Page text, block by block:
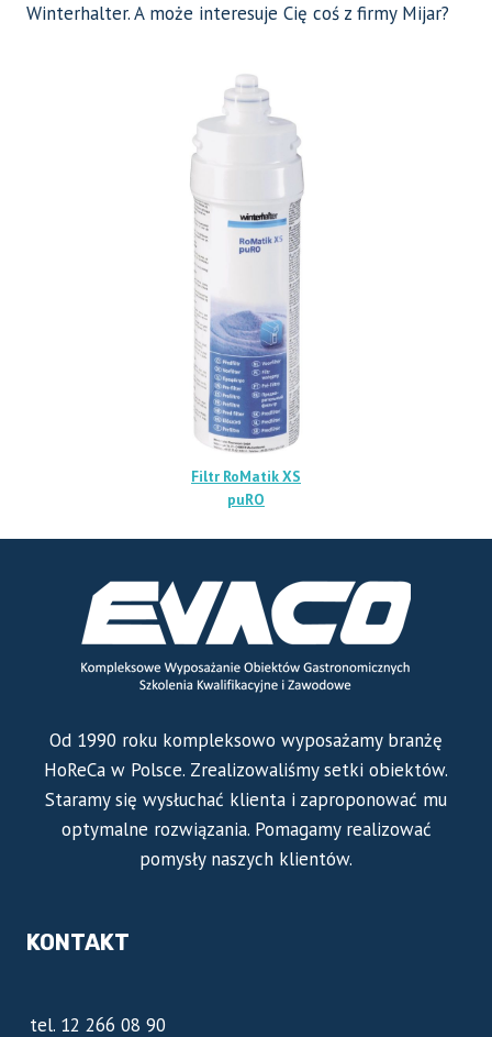
Winterhalter. A może interesuje Cię coś z firmy Mijar?
Filtr RoMatik XS
puRO
Od 1990 roku kompleksowo wyposażamy branżę
HoReCa w Polsce. Zrealizowaliśmy setki obiektów.
Staramy się wysłuchać klienta i zaproponować mu
optymalne rozwiązania. Pomagamy realizować
pomysły naszych klientów.
KONTAKT
tel. 12 266 08 90